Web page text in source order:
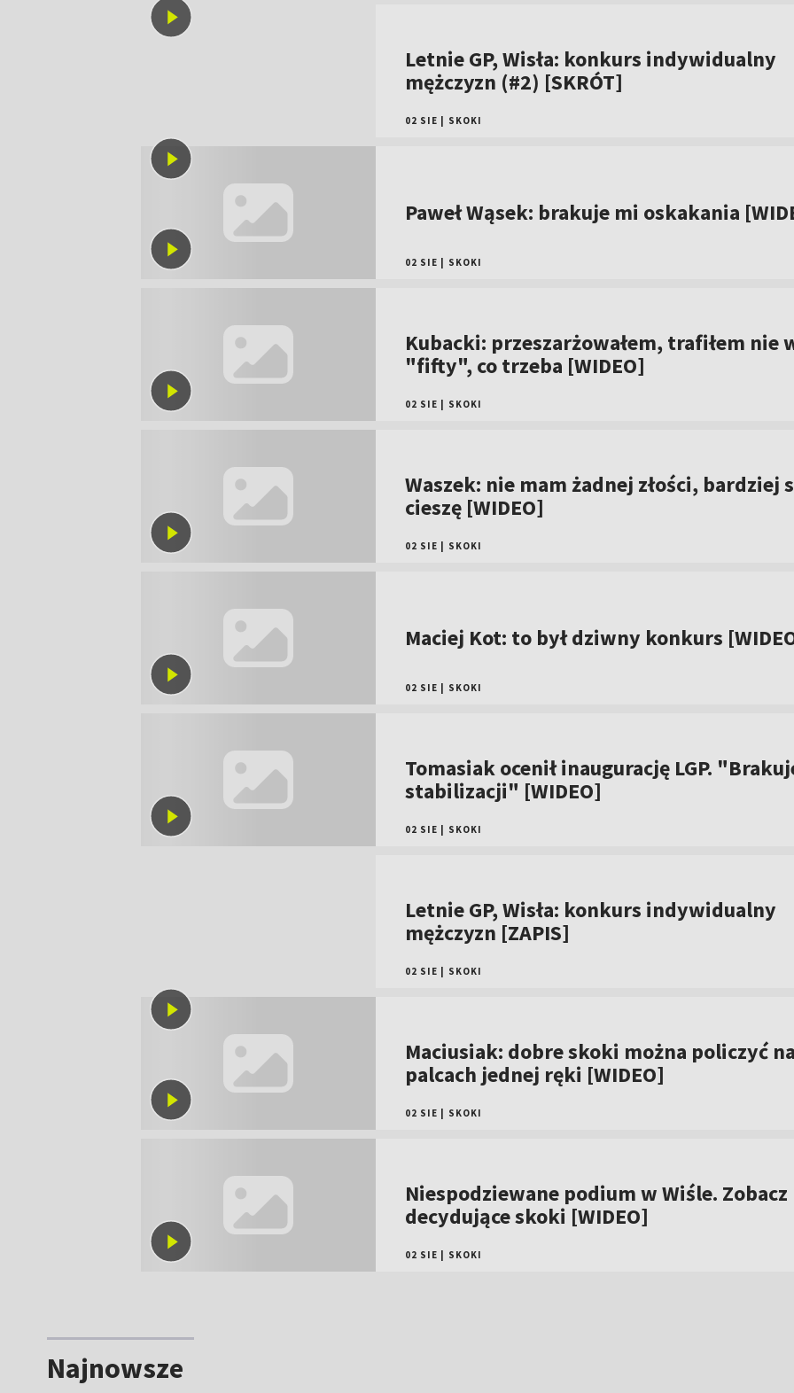
Letnie GP, Wisła: konkurs indywidualny
mężczyzn (#2) [SKRÓT]
02 SIE SKOKI
Paweł Wąsek: brakuje mi oskakania
02 SIE SKOKI
Kubacki: przeszarżowałem, trafiłem nie
"fifty", co trzeba [WIDEO]
02 SIE SKOKI
Waszek: nie mam żadnej złości, bardziej
cieszę [WIDEO]
02 SIE SKOKI
Maciej Kot: to był dziwny konkurs
02 SIE SKOKI
Tomasiak ocenił inaugurację LGP.
stabilizacji" [WIDEO]
02 SIE SKOKI
Letnie GP, Wisła: konkurs indywidualny
mężczyzn [ZAPIS]
02 SIE SKOKI
Maciusiak: dobre skoki można policzyć
palcach jednej ręki [WIDEO]
02 SIE SKOKI
Niespodziewane podium w Wiśle. Zobacz
decydujące skoki [WIDEO]
02 SIE SKOKI
Najnowsze